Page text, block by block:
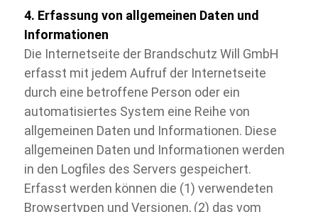
4. Erfassung von allgemeinen Daten und
Informationen
Die Internetseite der Brandschutz Will GmbH
erfasst mit jedem Aufruf der Internetseite
durch eine betroffene Person oder ein
automatisiertes System eine Reihe von
allgemeinen Daten und Informationen. Diese
allgemeinen Daten und Informationen werden
in den Logfiles des Servers gespeichert.
Erfasst werden können die (1) verwendeten
Browsertypen und Versionen, (2) das vom